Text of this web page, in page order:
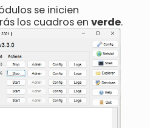
se inicien
los cuadros enverde.